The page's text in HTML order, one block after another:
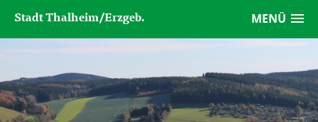
MENÜ
Stadt Thalheim/Erzgeb.